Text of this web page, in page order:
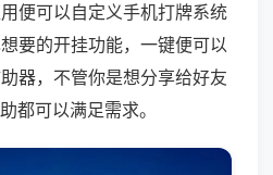
便可以自定义手机打牌系统
要的开挂功能，一键便可以
器，不管你是想分享给好友
都可以满足需求。